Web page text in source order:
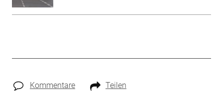
Kommentare Teilen